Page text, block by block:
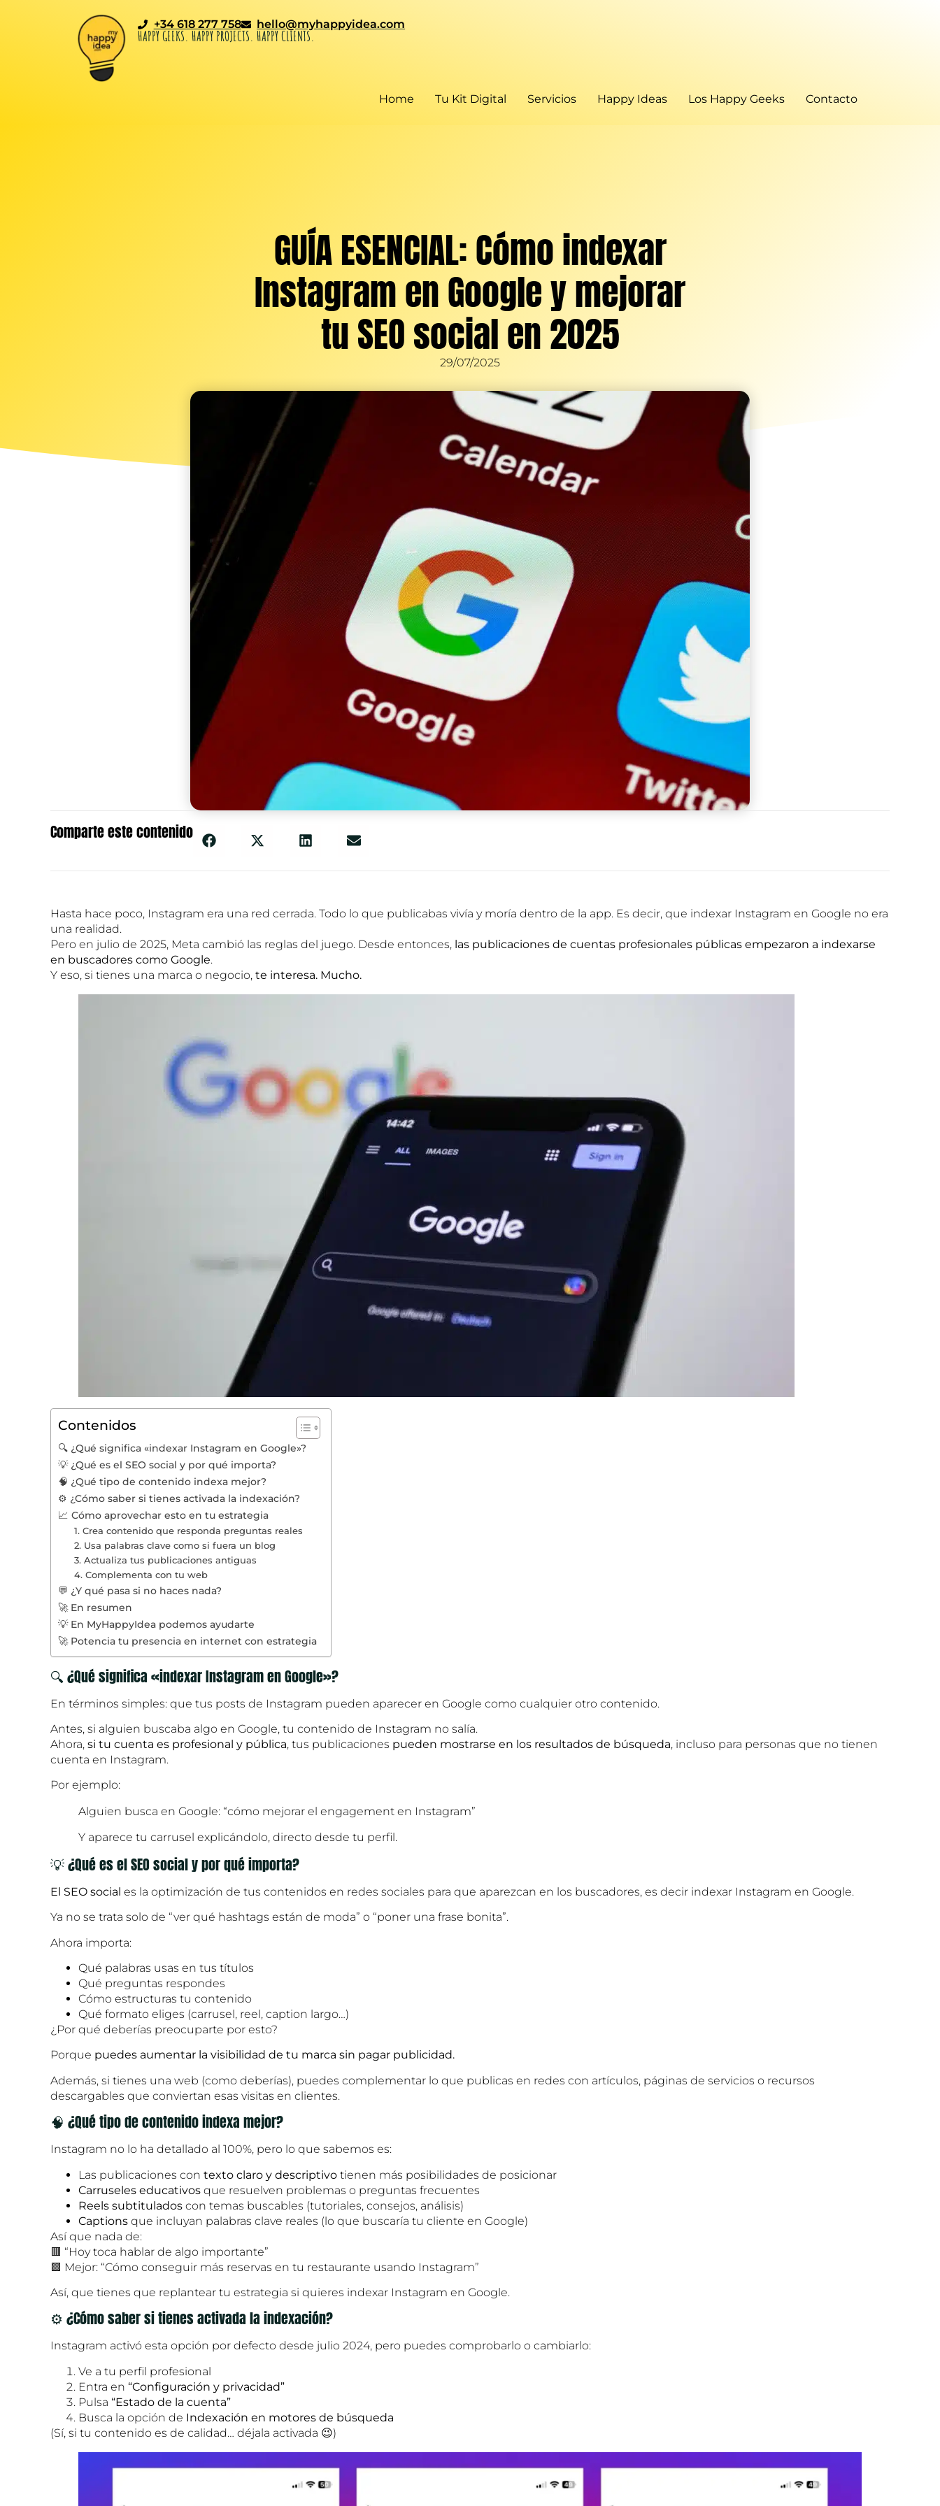
+34 618 277 758 hello@myhappyidea.com
HAPPY GEEKS. HAPPY PROJECTS. HAPPY CLIENTS.
Home Tu Kit Digital Servicios Happy Ideas Los Happy Geeks Contacto
GUÍA ESENCIAL: Cómo indexar
Instagram en Google y mejorar
tu SEO social en 2025
29/07/2025
Comparte este contenido
Hasta hace poco, Instagram era una red cerrada. Todo lo que publicabas vivía y moría dentro de la app. Es decir, que indexar Instagram en Google no era
una realidad.
Pero en julio de 2025, Meta cambió las reglas del juego. Desde entonces, las publicaciones de cuentas profesionales públicas empezaron a indexarse
en buscadores como Google.
Y eso, si tienes una marca o negocio, te interesa. Mucho.
Contenidos
🔍 ¿Qué significa «indexar Instagram en Google»?
💡 ¿Qué es el SEO social y por qué importa?
🧠 ¿Qué tipo de contenido indexa mejor?
⚙️ ¿Cómo saber si tienes activada la indexación?
📈 Cómo aprovechar esto en tu estrategia
1. Crea contenido que responda preguntas reales
2. Usa palabras clave como si fuera un blog
3. Actualiza tus publicaciones antiguas
4. Complementa con tu web
💬 ¿Y qué pasa si no haces nada?
🚀 En resumen
💡 En MyHappyIdea podemos ayudarte
🚀 Potencia tu presencia en internet con estrategia
🔍 ¿Qué significa «indexar Instagram en Google»?
En términos simples: que tus posts de Instagram pueden aparecer en Google como cualquier otro contenido.
Antes, si alguien buscaba algo en Google, tu contenido de Instagram no salía.
Ahora, si tu cuenta es profesional y pública, tus publicaciones pueden mostrarse en los resultados de búsqueda, incluso para personas que no tienen
cuenta en Instagram.
Por ejemplo:
Alguien busca en Google: “cómo mejorar el engagement en Instagram”
Y aparece tu carrusel explicándolo, directo desde tu perfil.
💡 ¿Qué es el SEO social y por qué importa?
El SEO social es la optimización de tus contenidos en redes sociales para que aparezcan en los buscadores, es decir indexar Instagram en Google.
Ya no se trata solo de “ver qué hashtags están de moda” o “poner una frase bonita”.
Ahora importa:
Qué palabras usas en tus títulos
Qué preguntas respondes
Cómo estructuras tu contenido
Qué formato eliges (carrusel, reel, caption largo…)
¿Por qué deberías preocuparte por esto?
Porque puedes aumentar la visibilidad de tu marca sin pagar publicidad.
Además, si tienes una web (como deberías), puedes complementar lo que publicas en redes con artículos, páginas de servicios o recursos
descargables que conviertan esas visitas en clientes.
🧠 ¿Qué tipo de contenido indexa mejor?
Instagram no lo ha detallado al 100%, pero lo que sabemos es:
Las publicaciones con texto claro y descriptivo tienen más posibilidades de posicionar
Carruseles educativos que resuelven problemas o preguntas frecuentes
Reels subtitulados con temas buscables (tutoriales, consejos, análisis)
Captions que incluyan palabras clave reales (lo que buscaría tu cliente en Google)
Así que nada de:
🟥 “Hoy toca hablar de algo importante”
🟩 Mejor: “Cómo conseguir más reservas en tu restaurante usando Instagram”
Así, que tienes que replantear tu estrategia si quieres indexar Instagram en Google.
⚙️ ¿Cómo saber si tienes activada la indexación?
Instagram activó esta opción por defecto desde julio 2024, pero puedes comprobarlo o cambiarlo:
Ve a tu perfil profesional
Entra en “Configuración y privacidad”
Pulsa “Estado de la cuenta”
Busca la opción de Indexación en motores de búsqueda
(Sí, si tu contenido es de calidad… déjala activada 😉)